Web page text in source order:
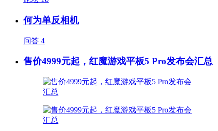
何为单反相机
问答 4
售价4999元起，红魔游戏平板5 Pro发布会汇总